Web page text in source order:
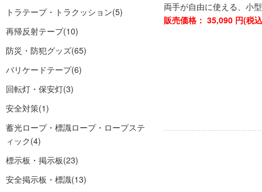
トラテープ・トラクッション(5)
再帰反射テープ(10)
防災・防犯グッズ(65)
バリケードテープ(6)
回転灯・保安灯(3)
安全対策(1)
蓄光ロープ・標識ロープ・ロープステ
ィック(4)
標示板・掲示板(23)
安全掲示板・標識(13)
両手が自由に使える、小
販売価格： 35,090 円(税